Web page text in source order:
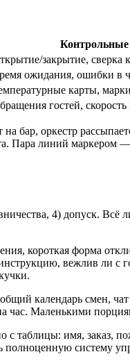
Контрольные
закрытие, сверка
ожидания, ошибки в
карты,
гостей, скорость
оркестр
Пара линий маркером —
4) допуск.
короткая форма
вежлив ли с
календарь смен,
час. Маленькими
таблицы: имя, заказ,
полноценную систему